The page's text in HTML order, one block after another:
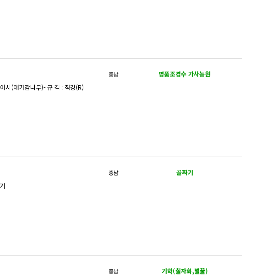
(애기감나무)- 규 격 : 직경(R)
충남 명품조경수 가사농원
충남 골짜기
충남 기학(칠자화,벌꿀)